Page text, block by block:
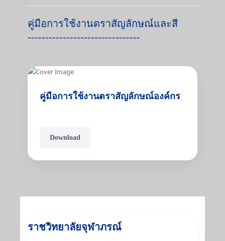
คู่มือการใช้งานตราสัญลักษณ์และสี
--------------------------------
คู่มือการใช้งานตราสัญลักษณ์องค์กร
Download
ราชวิทยาลัยจุฬาภรณ์